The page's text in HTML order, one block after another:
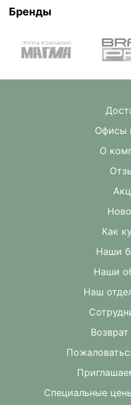
Бренды
Офисы
О
Как
Наши
Наши
Наш
Специальные